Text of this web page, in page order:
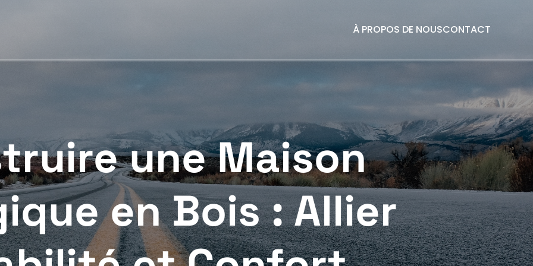
À PROPOS DE NOUSCONTACT
une Maison
en Bois : Allier